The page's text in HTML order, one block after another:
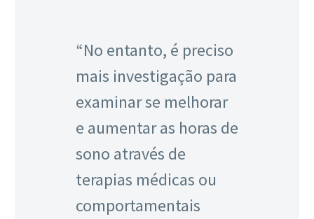
“No entanto, é preciso
mais investigação para
examinar se melhorar
e aumentar as horas de
sono através de
terapias médicas ou
comportamentais